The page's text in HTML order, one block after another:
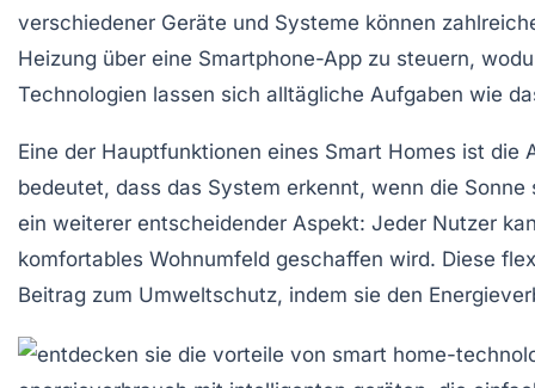
verschiedener Geräte und Systeme können
Heizung über eine Smartphone-App zu steuern,
Technologien lassen sich alltägliche Aufgaben wie
Eine der Hauptfunktionen eines Smart Homes ist die
bedeutet, dass das System erkennt, wenn die
ein weiterer entscheidender Aspekt: Jeder Nutzer
komfortables Wohnumfeld geschaffen wird. Diese
Beitrag zum Umweltschutz, indem sie den